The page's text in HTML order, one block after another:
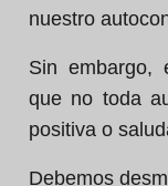
nuestro
Sin embargo,
que no toda
positiva o
Debemos